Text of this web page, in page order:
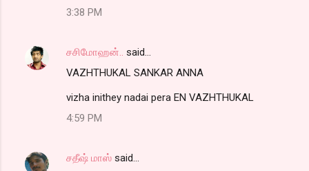
3:38 PM
சசிமோஹன்..
said…
VAZHTHUKAL SANKAR ANNA
vizha inithey nadai pera EN VAZHTHUKAL
4:59 PM
சதீஷ் மாஸ் said…